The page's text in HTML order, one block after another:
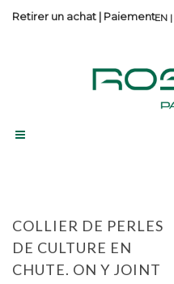
Retirer un achat | Paiement
COLLIER DE PERLES
DE CULTURE EN
CHUTE. ON Y JOINT